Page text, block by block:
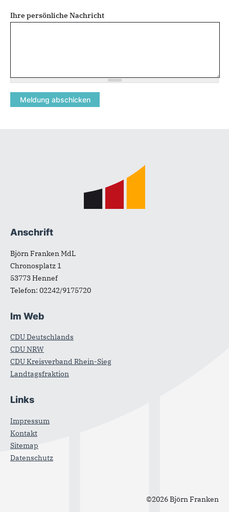
Ihre persönliche Nachricht
Anschrift
Björn Franken MdL
Chronosplatz 1
53773Hennef
Telefon: 02242/9175720
Im Web
CDU Deutschlands
CDU NRW
CDU Kreisverband Rhein-Sieg
Landtagsfraktion
Links
Impressum
Kontakt
Sitemap
Datenschutz
©2026 Björn Franken